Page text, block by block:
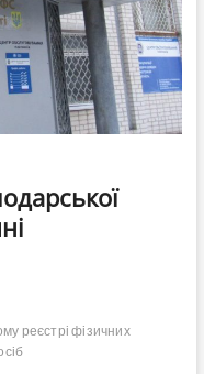
реєстрі фізичних